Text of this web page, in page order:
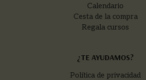
Calendario
Cesta de la compra
Regala cursos
¿TE AYUDAMOS?
Política de privacidad